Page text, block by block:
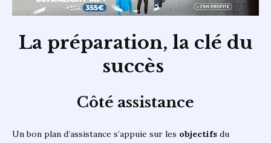
La préparation, la clé du
succès
Côté assistance
Un bon plan d’assistance s’appuie sur les objectifs du